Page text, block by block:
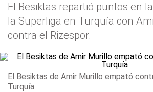
El Besiktas repartió puntos en
la Superliga en Turquía con
contra el Rizespor.
El Besiktas de Amir Murillo empató
Turquía